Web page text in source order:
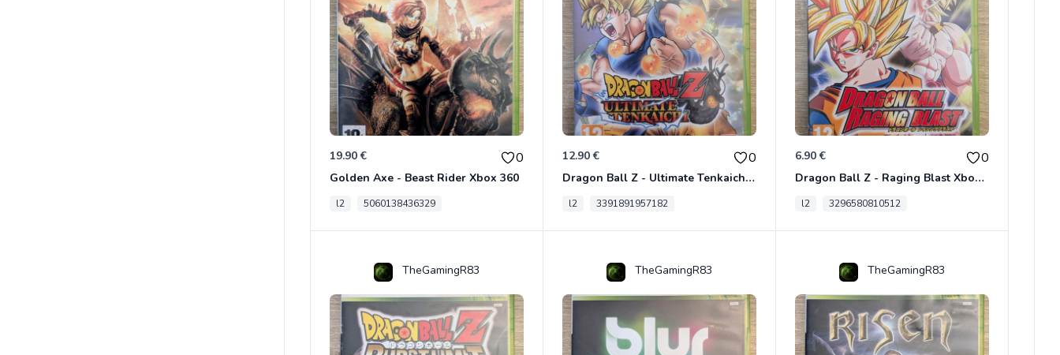
19.90 € 0
Golden Axe - Beast Rider Xbox 360
l2 5060138436329
12.90 € 0
Dragon Ball Z - Ultimate Tenkaichi Xbox 360
l2 3391891957182
6.90 € 0
Dragon Ball Z - Raging Blast Xbox 360
l2 3296580810512
TheGamingR83 TheGamingR83 TheGamingR83